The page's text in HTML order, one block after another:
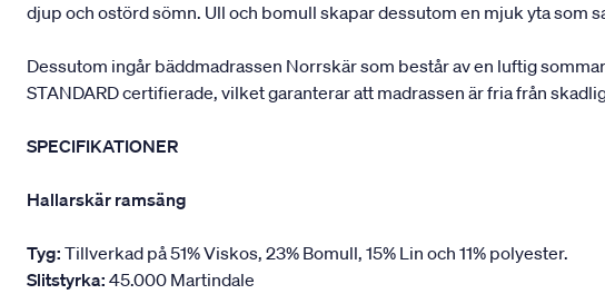
djup och ostörd sömn. Ull och bomull skapar dessutom en mjuk yta
Dessutom ingår bäddmadrassen Norrskär som består av en luftig
STANDARD certifierade, vilket garanterar att madrassen är fria från
SPECIFIKATIONER
Hallarskär ramsäng
Tyg: Tillverkad på 51% Viskos, 23% Bomull, 15% Lin och 11% polyester.
Slitstyrka: 45.000 Martindale